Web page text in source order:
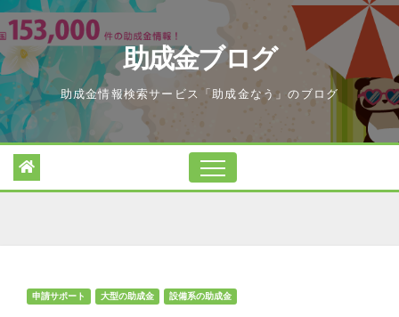
Skip
to
content
助成金ブログ
助成金情報検索サービス「助成金なう」のブログ
申請サポート 大型の助成金 設備系の助成金